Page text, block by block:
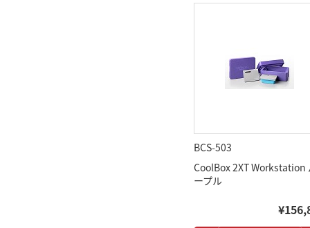
BCS-503
CoolBox 2XT Workstation
ープル